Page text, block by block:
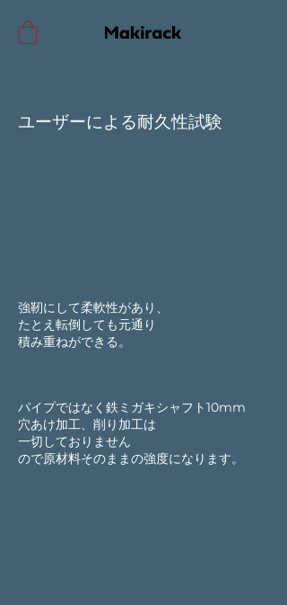
​ユーザーによる耐久性試験
強靭にして柔軟性があり、
たとえ転倒しても元通り
​積み重ねができる。
パイプではなく鉄ミガキシャフト10mm
穴あけ加工、削り加工は
一切しておりません
ので原材料そのままの強度になります。